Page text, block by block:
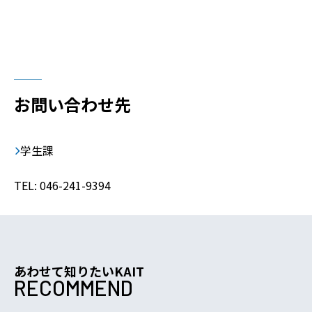
お問い合わせ先
学生課
TEL: 046-241-9394
あわせて知りたいKAIT
RECOMMEND